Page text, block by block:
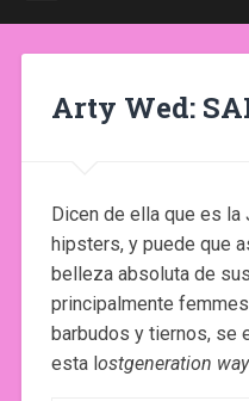
Arty Wed:
Dicen de ella que es la
hipsters, y puede que
belleza absoluta de
principalmente
barbudos y tiernos, se
esta lostgeneration